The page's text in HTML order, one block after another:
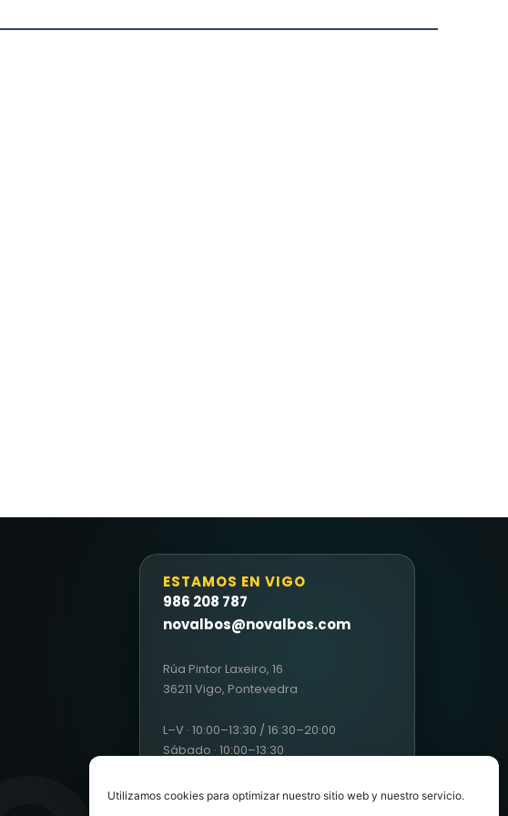
Utilizamos cookies para optimizar nuestro sitio web y nuestro servicio.
ESTAMOS EN VIGO
986 208 787
novalbos@novalbos.com
Rúa Pintor Laxeiro, 16
36211 Vigo, Pontevedra
L–V · 10:00–13:30 / 16:30–20:00
Sábado · 10:00–13:30